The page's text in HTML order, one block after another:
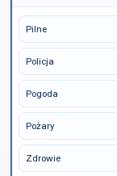
Pilne
Policja
Pogoda
Pożary
Zdrowie